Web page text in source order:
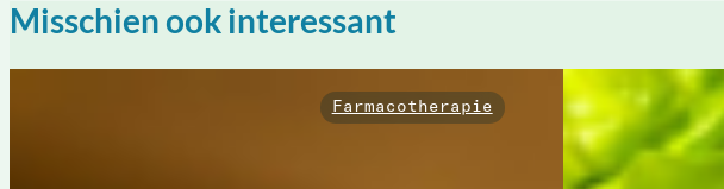
Misschien ook interessant
Farmacotherapie